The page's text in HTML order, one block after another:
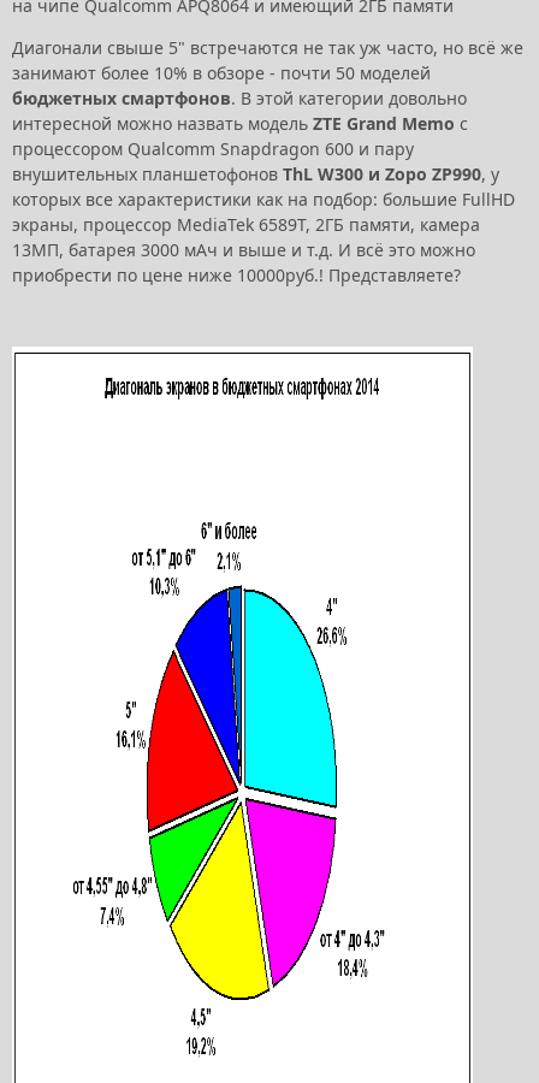
на чипе Qualcomm APQ8064 и имеющий 2ГБ памяти
Диагонали свыше 5" встречаются не так уж часто, но всё же
занимают более 10% в обзоре - почти 50 моделей
бюджетных смартфонов. В этой категории довольно
интересной можно назвать модель ZTE Grand Memo с
процессором Qualcomm Snapdragon 600 и пару
внушительных планшетофонов ThL W300 и Zopo ZP990, у
которых все характеристики как на подбор: большие FullHD
экраны, процессор MediaTek 6589T, 2ГБ памяти, камера
13МП, батарея 3000 мАч и выше и т.д. И всё это можно
приобрести по цене ниже 10000руб.! Представляете?